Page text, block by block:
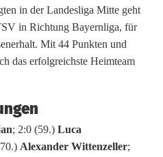
in der Landesliga Mitte geht
in Richtung Bayernliga, für
Mit 44 Punkten und
das erfolgreichste Heimteam
; 2:0 (59.) Luca
Alexander Wittenzeller;